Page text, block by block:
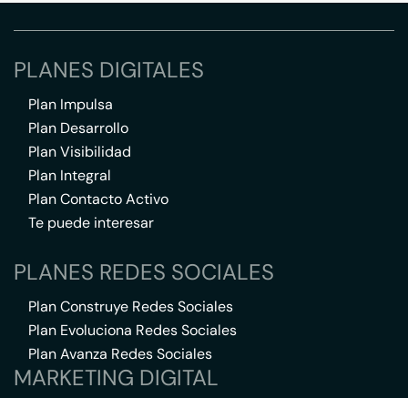
PLANES DIGITALES
Plan Impulsa
Plan Desarrollo
Plan Visibilidad
Plan Integral
Plan Contacto Activo
Te puede interesar
PLANES REDES SOCIALES
Plan Construye Redes Sociales
Plan Evoluciona Redes Sociales
Plan Avanza Redes Sociales
MARKETING DIGITAL